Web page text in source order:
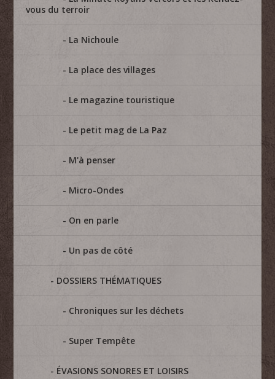
vous du terroir
La Nichoule
La place des villages
Le magazine touristique
Le petit mag de La Paz
M'à penser
Micro-Ondes
On en parle
Un pas de côté
DOSSIERS THÉMATIQUES
Chroniques sur les déchets
Super Tempête
ÉVASIONS SONORES ET LOISIRS